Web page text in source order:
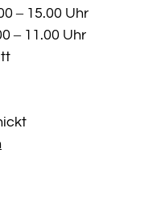
– 15.00 Uhr
– 11.00 Uhr